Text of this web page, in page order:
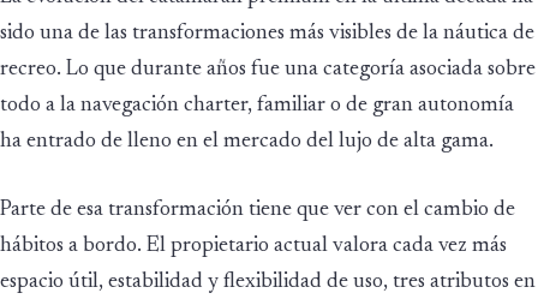
sido una de las transformaciones más visibles de la náutica de
recreo. Lo que durante años fue una categoría asociada sobre
todo a la navegación charter, familiar o de gran autonomía
ha entrado de lleno en el mercado del lujo de alta gama.
Parte de esa transformación tiene que ver con el cambio de
hábitos a bordo. El propietario actual valora cada vez más
espacio útil, estabilidad y flexibilidad de uso, tres atributos en